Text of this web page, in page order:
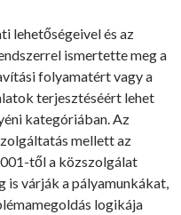
lehetőségeivel és az
ismertette meg a
folyamatért vagy a
terjesztéséért lehet
kategóriában. Az
mellett az
től a közszolgálat
is várják a pályamunkákat,
logikája